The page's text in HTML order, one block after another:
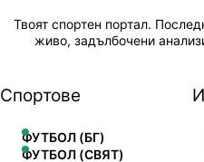
Твоят спортен портал.
живо, задълбочени
Спортове
ФУТБОЛ (БГ)
ФУТБОЛ (СВЯТ)